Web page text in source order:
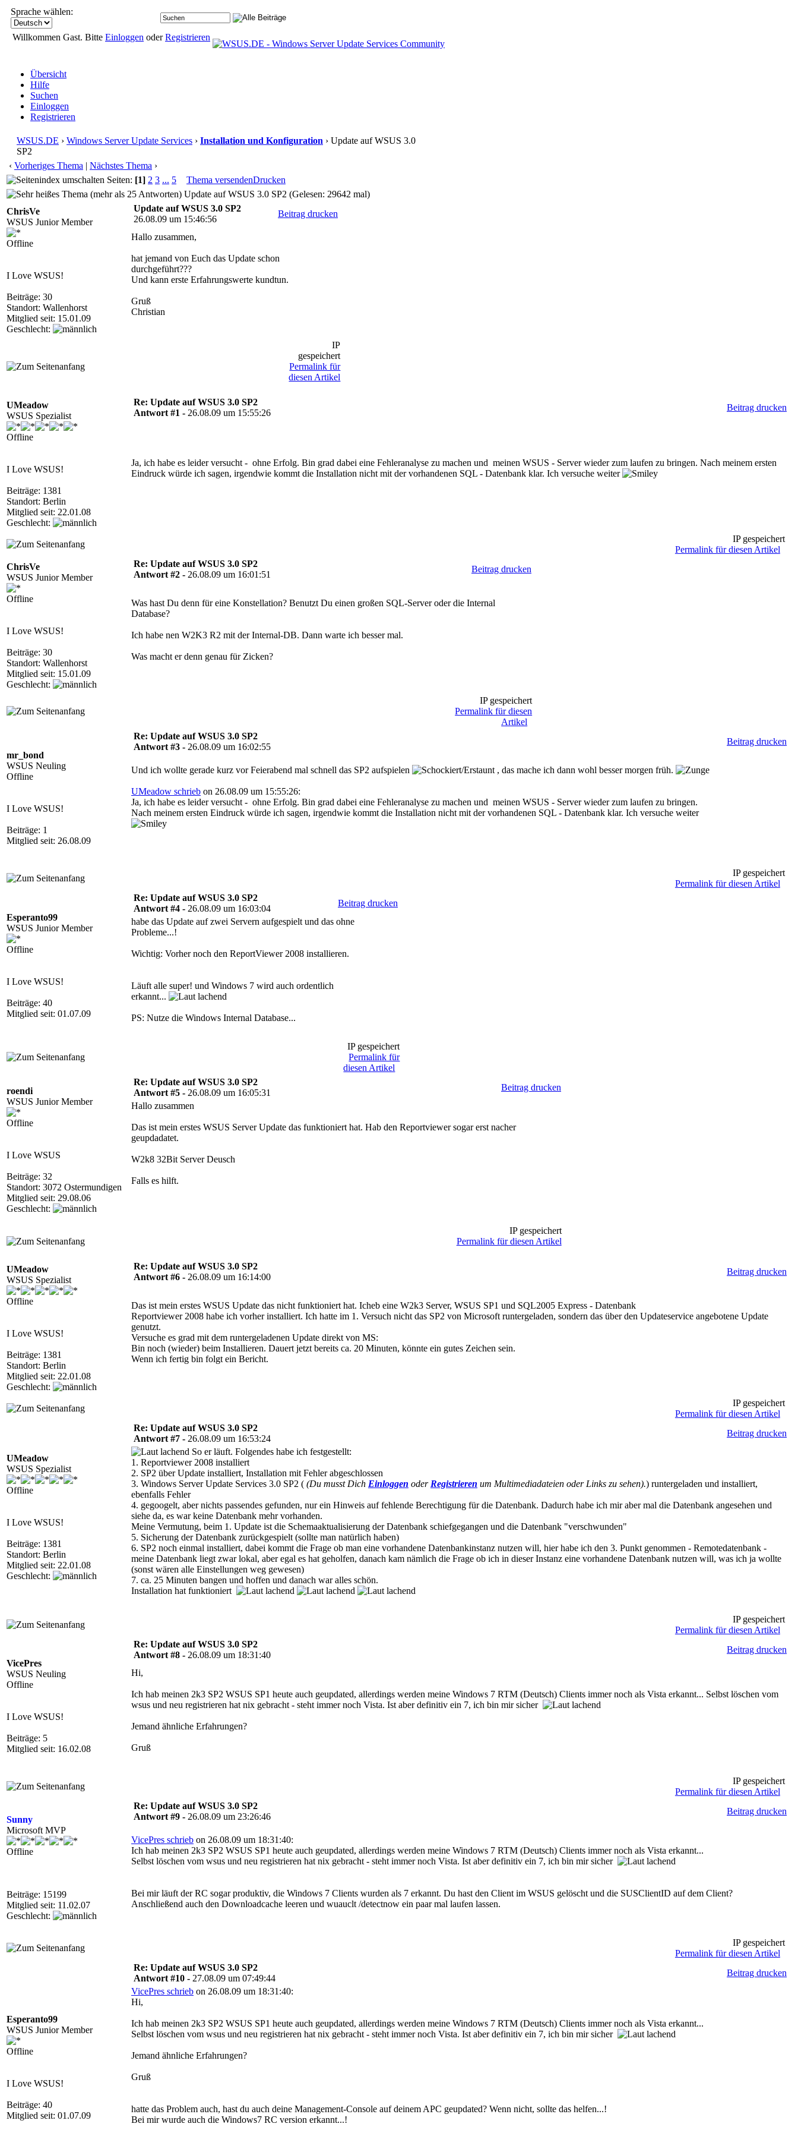
Sprache wählen:
Willkommen Gast. Bitte Einloggen oderRegistrieren
Übersicht
Hilfe
Suchen
Einloggen
Registrieren
WSUS.DE › Windows Server Update Services › Installation und Konfiguration › Update auf WSUS 3.0
SP2
‹ Vorheriges Thema | Nächstes Thema ›
Seiten: [1] 2 3 ... 5 Thema versendenDrucken
Update auf WSUS 3.0 SP2 (Gelesen: 29642 mal)
ChrisVe
WSUS Junior Member
Offline
I Love WSUS!
Beiträge: 30
Standort: Wallenhorst
Mitglied seit: 15.01.09
Geschlecht:
Update auf WSUS 3.0 SP2
26.08.09 um 15:46:56
Beitrag drucken
Hallo zusammen,
hat jemand von Euch das Update schon
durchgeführt???
Und kann erste Erfahrungswerte kundtun.
Gruß
Christian
IP
gespeichert
Permalink für
diesen Artikel
UMeadow
WSUS Spezialist
Offline
I Love WSUS!
Beiträge: 1381
Standort: Berlin
Mitglied seit: 22.01.08
Geschlecht:
Re: Update auf WSUS 3.0 SP2
Antwort #1 - 26.08.09 um 15:55:26
Beitrag drucken
Ja, ich habe es leider versucht - ohne Erfolg. Bin grad dabei eine Fehleranalyse zu machen und meinen WSUS - Server wieder zum laufen zu bringen. Nach meinem ersten
Eindruck würde ich sagen, irgendwie kommt die Installation nicht mit der vorhandenen SQL - Datenbank klar. Ich versuche weiter
IP gespeichert
Permalink für diesen Artikel
ChrisVe
WSUS Junior Member
Offline
I Love WSUS!
Beiträge: 30
Standort: Wallenhorst
Mitglied seit: 15.01.09
Geschlecht:
Re: Update auf WSUS 3.0 SP2
Antwort #2 - 26.08.09 um 16:01:51
Beitrag drucken
Was hast Du denn für eine Konstellation? Benutzt Du einen großen SQL-Server oder die Internal
Database?
Ich habe nen W2K3 R2 mit der Internal-DB. Dann warte ich besser mal.
Was macht er denn genau für Zicken?
IP gespeichert
Permalink für diesen
Artikel
mr_bond
WSUS Neuling
Offline
I Love WSUS!
Beiträge: 1
Mitglied seit: 26.08.09
Re: Update auf WSUS 3.0 SP2
Antwort #3 - 26.08.09 um 16:02:55
Beitrag drucken
Und ich wollte gerade kurz vor Feierabend mal schnell das SP2 aufspielen , das mache ich dann wohl besser morgen früh.
UMeadow schrieb on 26.08.09 um 15:55:26:
Ja, ich habe es leider versucht - ohne Erfolg. Bin grad dabei eine Fehleranalyse zu machen und meinen WSUS - Server wieder zum laufen zu bringen.
Nach meinem ersten Eindruck würde ich sagen, irgendwie kommt die Installation nicht mit der vorhandenen SQL - Datenbank klar. Ich versuche weiter
IP gespeichert
Permalink für diesen Artikel
Esperanto99
WSUS Junior Member
Offline
I Love WSUS!
Beiträge: 40
Mitglied seit: 01.07.09
Re: Update auf WSUS 3.0 SP2
Antwort #4 - 26.08.09 um 16:03:04
Beitrag drucken
habe das Update auf zwei Servern aufgespielt und das ohne
Probleme...!
Wichtig: Vorher noch den ReportViewer 2008 installieren.
Läuft alle super! und Windows 7 wird auch ordentlich
erkannt...
PS: Nutze die Windows Internal Database...
IP gespeichert
Permalink für
diesen Artikel
roendi
WSUS Junior Member
Offline
I Love WSUS
Beiträge: 32
Standort: 3072 Ostermundigen
Mitglied seit: 29.08.06
Geschlecht:
Re: Update auf WSUS 3.0 SP2
Antwort #5 - 26.08.09 um 16:05:31
Beitrag drucken
Hallo zusammen
Das ist mein erstes WSUS Server Update das funktioniert hat. Hab den Reportviewer sogar erst nacher
geupdadatet.
W2k8 32Bit Server Deusch
Falls es hilft.
IP gespeichert
Permalink für diesen Artikel
UMeadow
WSUS Spezialist
Offline
I Love WSUS!
Beiträge: 1381
Standort: Berlin
Mitglied seit: 22.01.08
Geschlecht:
Re: Update auf WSUS 3.0 SP2
Antwort #6 - 26.08.09 um 16:14:00
Beitrag drucken
Das ist mein erstes WSUS Update das nicht funktioniert hat. Icheb eine W2k3 Server, WSUS SP1 und SQL2005 Express - Datenbank
Reportviewer 2008 habe ich vorher installiert. Ich hatte im 1. Versuch nicht das SP2 von Microsoft runtergeladen, sondern das über den Updateservice angebotene Update
genutzt.
Versuche es grad mit dem runtergeladenen Update direkt von MS:
Bin noch (wieder) beim Installieren. Dauert jetzt bereits ca. 20 Minuten, könnte ein gutes Zeichen sein.
Wenn ich fertig bin folgt ein Bericht.
IP gespeichert
Permalink für diesen Artikel
UMeadow
WSUS Spezialist
Offline
I Love WSUS!
Beiträge: 1381
Standort: Berlin
Mitglied seit: 22.01.08
Geschlecht:
Re: Update auf WSUS 3.0 SP2
Antwort #7 - 26.08.09 um 16:53:24
Beitrag drucken
So er läuft. Folgendes habe ich festgestellt:
1. Reportviewer 2008 installiert
2. SP2 über Update installiert, Installation mit Fehler abgeschlossen
3. Windows Server Update Services 3.0 SP2 ( (Du musst Dich Einloggen oder Registrieren um Multimediadateien oder Links zu sehen).) runtergeladen und installiert,
ebenfalls Fehler
4. gegoogelt, aber nichts passendes gefunden, nur ein Hinweis auf fehlende Berechtigung für die Datenbank. Dadurch habe ich mir aber mal die Datenbank angesehen und
siehe da, es war keine Datenbank mehr vorhanden.
Meine Vermutung, beim 1. Update ist die Schemaaktualisierung der Datenbank schiefgegangen und die Datenbank "verschwunden"
5. Sicherung der Datenbank zurückgespielt (sollte man natürlich haben)
6. SP2 noch einmal installiert, dabei kommt die Frage ob man eine vorhandene Datenbankinstanz nutzen will, hier habe ich den 3. Punkt genommen - Remotedatenbank -
meine Datenbank liegt zwar lokal, aber egal es hat geholfen, danach kam nämlich die Frage ob ich in dieser Instanz eine vorhandene Datenbank nutzen will, was ich ja wollte
(sonst wären alle Einstellungen weg gewesen)
7. ca. 25 Minuten bangen und hoffen und danach war alles schön.
Installation hat funktioniert
IP gespeichert
Permalink für diesen Artikel
VicePres
WSUS Neuling
Offline
I Love WSUS!
Beiträge: 5
Mitglied seit: 16.02.08
Re: Update auf WSUS 3.0 SP2
Antwort #8 - 26.08.09 um 18:31:40
Beitrag drucken
Hi,
Ich hab meinen 2k3 SP2 WSUS SP1 heute auch geupdated, allerdings werden meine Windows 7 RTM (Deutsch) Clients immer noch als Vista erkannt... Selbst löschen vom
wsus und neu registrieren hat nix gebracht - steht immer noch Vista. Ist aber definitiv ein 7, ich bin mir sicher
Jemand ähnliche Erfahrungen?
Gruß
IP gespeichert
Permalink für diesen Artikel
Sunny
Microsoft MVP
Offline
Beiträge: 15199
Mitglied seit: 11.02.07
Geschlecht:
Re: Update auf WSUS 3.0 SP2
Antwort #9 - 26.08.09 um 23:26:46
Beitrag drucken
VicePres schrieb on 26.08.09 um 18:31:40:
Ich hab meinen 2k3 SP2 WSUS SP1 heute auch geupdated, allerdings werden meine Windows 7 RTM (Deutsch) Clients immer noch als Vista erkannt...
Selbst löschen vom wsus und neu registrieren hat nix gebracht - steht immer noch Vista. Ist aber definitiv ein 7, ich bin mir sicher
Bei mir läuft der RC sogar produktiv, die Windows 7 Clients wurden als 7 erkannt. Du hast den Client im WSUS gelöscht und die SUSClientID auf dem Client?
Anschließend auch den Downloadcache leeren und wuauclt /detectnow ein paar mal laufen lassen.
IP gespeichert
Permalink für diesen Artikel
Esperanto99
WSUS Junior Member
Offline
I Love WSUS!
Beiträge: 40
Mitglied seit: 01.07.09
Re: Update auf WSUS 3.0 SP2
Antwort #10 - 27.08.09 um 07:49:44
Beitrag drucken
VicePres schrieb on 26.08.09 um 18:31:40:
Hi,
Ich hab meinen 2k3 SP2 WSUS SP1 heute auch geupdated, allerdings werden meine Windows 7 RTM (Deutsch) Clients immer noch als Vista erkannt...
Selbst löschen vom wsus und neu registrieren hat nix gebracht - steht immer noch Vista. Ist aber definitiv ein 7, ich bin mir sicher
Jemand ähnliche Erfahrungen?
Gruß
hatte das Problem auch, hast du auch deine Management-Console auf deinem APC geupdated? Wenn nicht, sollte das helfen...!
Bei mir wurde auch die Windows7 RC version erkannt...!